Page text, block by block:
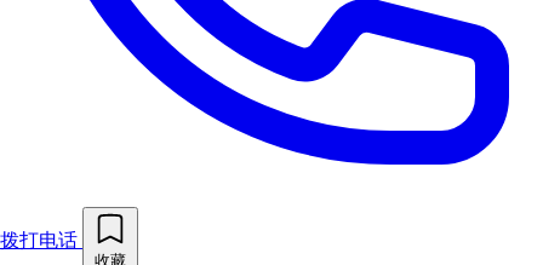
拨打电话
收藏